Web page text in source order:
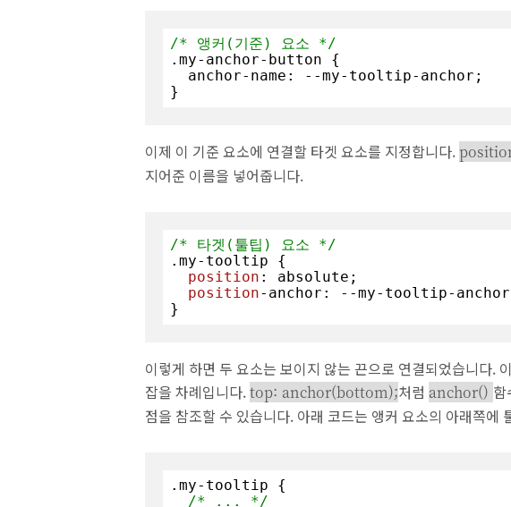
/* 앵커(기준) 요소 */
.my-anchor-button {
}
이제 이 기준 요소에 연결할 타겟 요소를 지정합니다.
지어준 이름을 넣어줍니다.
/* 타겟(툴팁) 요소 */
.my-tooltip {
position : absolute;
position-anchor: --my-tooltip-
}
이렇게 하면 두 요소는 보이지 않는 끈으로 연결되었습니다.
잡을 차례입니다.top: anchor(bottom);처럼 anchor() 함
점을 참조할 수 있습니다. 아래 코드는 앵커 요소의 아래쪽에
.my-tooltip {
/* ... */